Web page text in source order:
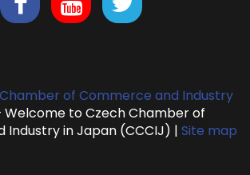
of Commerce and Industry
Welcome to Czech Chamber of
Industry in Japan (CCCIJ) | Site map